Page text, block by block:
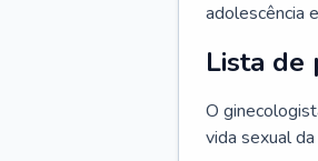
adolescência
Lista de
O
vida sexual